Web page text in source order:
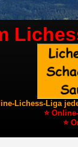
Lichess-Liga
⭐
⭐